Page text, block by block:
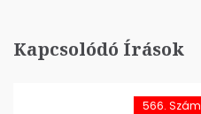
Kapcsolódó Írások
566. Szám